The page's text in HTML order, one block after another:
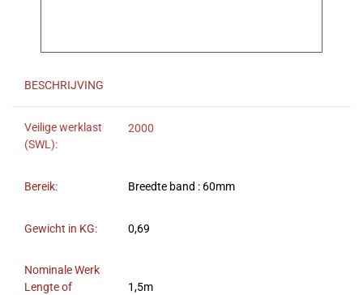
BESCHRIJVING
Veilige werklast
(SWL):
2000
Bereik: Breedte band : 60mm
Gewicht in KG: 0,69
Nominale Werk
Lengte of
1,5m